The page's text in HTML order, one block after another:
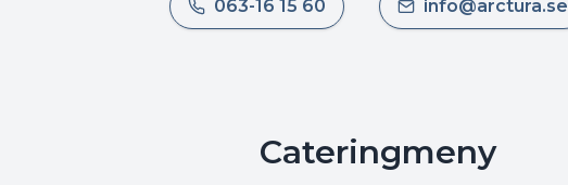
063-16 15 60 info@arctura.se
Cateringmeny